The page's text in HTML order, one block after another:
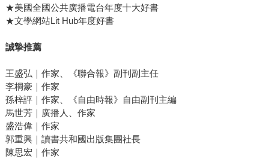
★美國全國公共廣播電台年度十大好書
★文學網站Lit Hub年度好書
誠摯推薦
王盛弘｜作家、《聯合報》副刊副主任
李桐豪｜作家
孫梓評｜作家、《自由時報》自由副刊主編
馬世芳｜廣播人、作家
盛浩偉｜作家
郭重興｜讀書共和國出版集團社長
陳思宏｜作家